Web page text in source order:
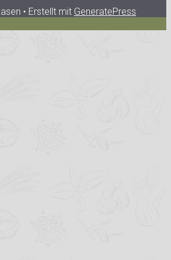
• Erstellt mit GeneratePress